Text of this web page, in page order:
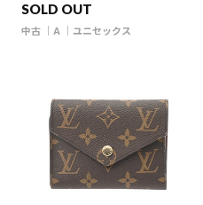
SOLD OUT
中古 A ユニセックス